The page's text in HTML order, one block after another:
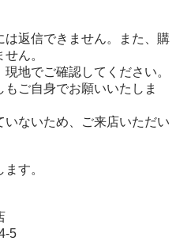
は返信できません。また、購
ん。
地でご確認してください。
もご自身でお願いいたしま
いないため、ご来店いただい
す。
5